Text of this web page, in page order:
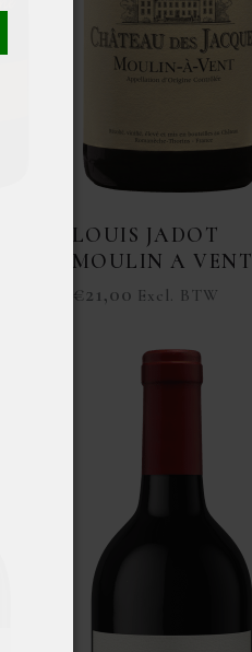
LOUIS JADOT
MOULIN A VENT
€21,00 Excl. BTW